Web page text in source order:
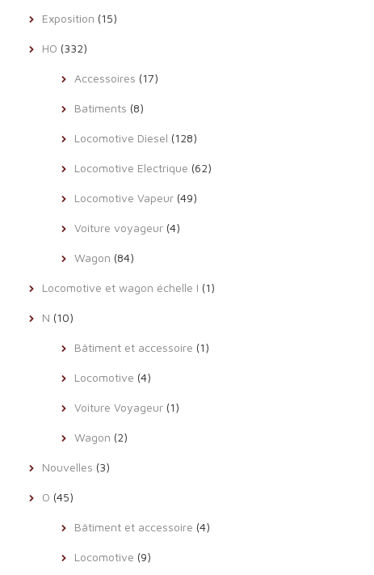
Exposition (15)
HO (332)
Accessoires (17)
Batiments (8)
Locomotive Diesel (128)
Locomotive Electrique (62)
Locomotive Vapeur (49)
Voiture voyageur (4)
Wagon (84)
Locomotive et wagon échelle I (1)
N (10)
Bâtiment et accessoire (1)
Locomotive (4)
Voiture Voyageur (1)
Wagon (2)
Nouvelles (3)
O (45)
Bâtiment et accessoire (4)
Locomotive (9)